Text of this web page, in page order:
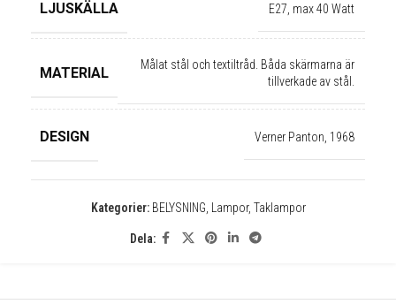
LJUSKÄLLA E27, max 40 Watt
MATERIAL
Målat stål och textiltråd. Båda skärmarna är
tillverkade av stål.
DESIGN Verner Panton, 1968
Kategorier: BELYSNING, Lampor, Taklampor
Dela: